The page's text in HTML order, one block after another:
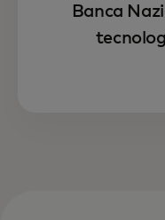
Banca